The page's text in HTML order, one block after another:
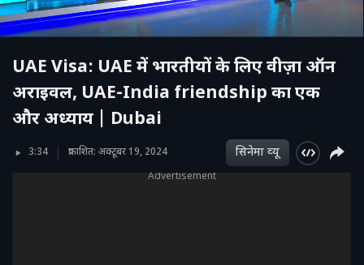
UAE Visa: UAE में भारतीयों के लिए वीज़ा ऑन
अराइवल, UAE-India friendship का एक
और अध्याय | Dubai
3:34 प्रकाशित: अक्टूबर 19, 2024 सिनेमा व्‍यू
Advertisement